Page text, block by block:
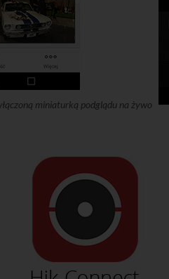
miniaturką podglądu na żywo